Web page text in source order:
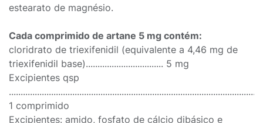
estearato de magnésio.
Cada comprimido de artane 5 mg contém:
cloridrato de triexifenidil (equivalente a 4,46 mg de
triexifenidil base)................................. 5 mg
Excipientes qsp
1 comprimido
Excipientes: amido, fosfato de cálcio dibásico e